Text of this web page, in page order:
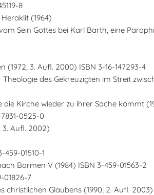
8
(1964)
Sein Gottes bei Karl Barth, eine
3. Aufl. 2000) ISBN 3-16-147293-4
des Gekreuzigten im Streit
Kirche wieder zu ihrer Sache kommt
0525-0
3. Aufl. 2002)
01510-1
Barmen V (1984) ISBN 3-459-01563-2
01826-7
Glaubens (1990, 2. Aufl. 2003)